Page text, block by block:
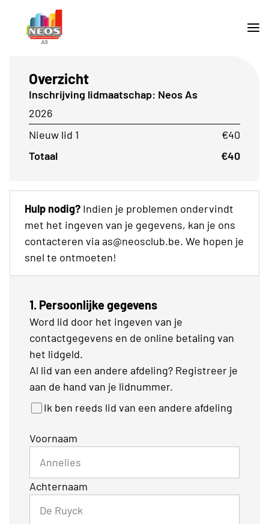
1. Persoonlijke gegevens
Word lid door het ingeven van je
contactgegevens en de online betaling van
het lidgeld.
Al lid van een andere afdeling? Registreer je
aan de hand van je lidnummer.
Ik ben reeds lid van een andere afdeling
Voornaam
Achternaam
Overzicht
Inschrijving lidmaatschap: Neos As
2026
Nieuw lid 1
€40
Totaal
€40
Hulp nodig? Indien je problemen ondervindt
met het ingeven van je gegevens, kan je ons
contacteren via as@neosclub.be. We hopen je
snel te ontmoeten!